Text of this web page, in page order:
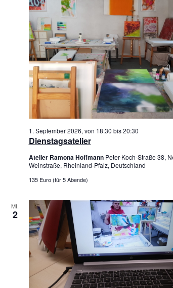
Dienstagsatelier
1. September 2026, von 18:30 bis20:30
Atelier Ramona Hoffmann Peter-Koch-Straße 38,
Weinstraße, Rheinland-Pfalz, Deutschland
135 Euro (für 5 Abende)
MI.
2